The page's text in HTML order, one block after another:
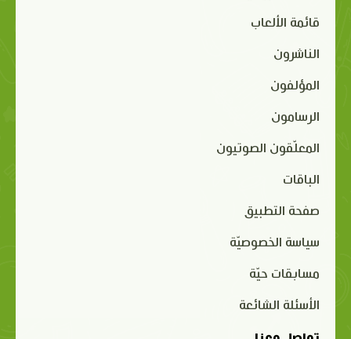
قائمة الألعاب
الناشرون
المؤلفون
الرسامون
المعلّقون الصوتيون
الباقات
صفحة التطبيق
سياسة الخصوصيّة
مسابقات حيّة
الأسئلة الشائعة